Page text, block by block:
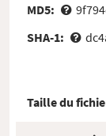
MD5:
SHA-1:
Taille du